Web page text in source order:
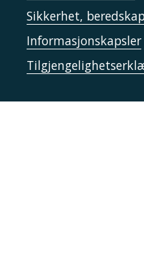
Sikkerhet,
Informasjonskapsler